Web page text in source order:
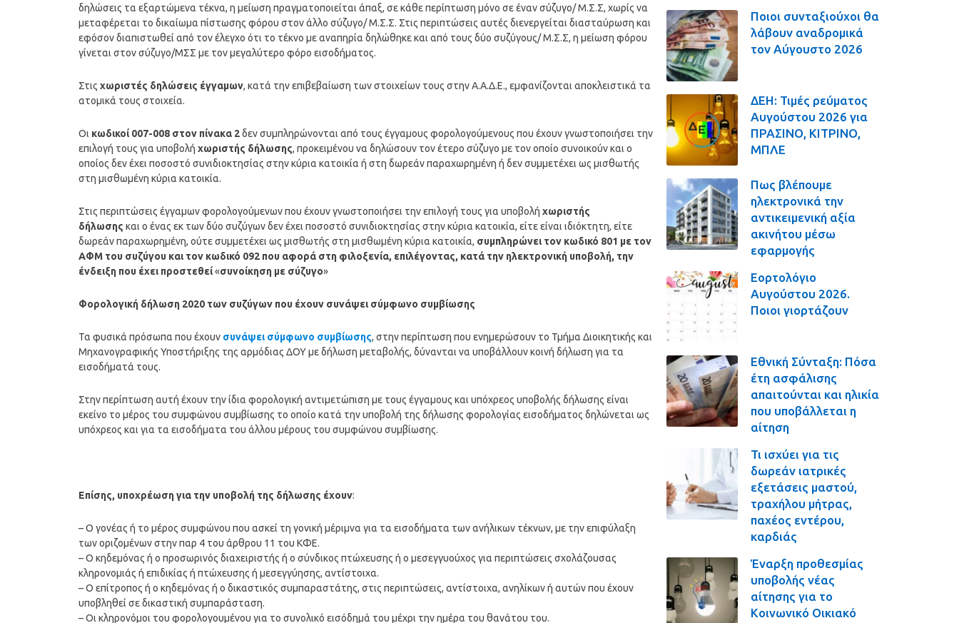
δηλώσεις τα εξαρτώμενα τέκνα, η μείωση πραγματοποιείται άπαξ, σε κάθε περίπτωση μόνο σε έναν σύζυγο/ Μ.Σ.Σ, χωρίς να
μεταφέρεται το δικαίωμα πίστωσης φόρου στον άλλο σύζυγο/ Μ.Σ.Σ. Στις περιπτώσεις αυτές διενεργείται διασταύρωση και
εφόσον διαπιστωθεί από τον έλεγχο ότι το τέκνο με αναπηρία δηλώθηκε και από τους δύο συζύγους/ Μ.Σ.Σ, η μείωση φόρου
γίνεται στον σύζυγο/ΜΣΣ με τον μεγαλύτερο φόρο εισοδήματος.
Στις χωριστές δηλώσεις έγγαμων, κατά την επιβεβαίωση των στοιχείων τους στην Α.Α.Δ.Ε., εμφανίζονται αποκλειστικά τα
ατομικά τους στοιχεία.
Οι κωδικοί 007-008 στον πίνακα 2δεν συμπληρώνονται από τους έγγαμους φορολογούμενους που έχουν γνωστοποιήσει την
επιλογή τους για υποβολή χωριστής δήλωσης, προκειμένου να δηλώσουν τον έτερο σύζυγο με τον οποίο συνοικούν και ο
οποίος δεν έχει ποσοστό συνιδιοκτησίας στην κύρια κατοικία ή στη δωρεάν παραχωρημένη ή δεν συμμετέχει ως μισθωτής
στη μισθωμένη κύρια κατοικία.
Στις περιπτώσεις έγγαμων φορολογούμενων που έχουν γνωστοποιήσει την επιλογή τους για υποβολή χωριστής
δήλωσης και ο ένας εκ των δύο συζύγων δεν έχει ποσοστό συνιδιοκτησίας στην κύρια κατοικία, είτε είναι ιδιόκτητη, είτε
δωρεάν παραχωρημένη, ούτε συμμετέχει ως μισθωτής στη μισθωμένη κύρια κατοικία, συμπληρώνει τον κωδικό 801 με τον
ΑΦΜ του συζύγου και τον κωδικό 092 που αφορά στη φιλοξενία, επιλέγοντας, κατά την ηλεκτρονική υποβολή, την
ένδειξη που έχει προστεθεί«συνοίκηση με σύζυγο»
Φορολογική δήλωση 2020 των συζύγων που έχουν συνάψει σύμφωνο συμβίωσης
Τα φυσικά πρόσωπα που έχουν συνάψει σύμφωνο συμβίωσης, στην περίπτωση που ενημερώσουν το Τμήμα Διοικητικής και
Μηχανογραφικής Υποστήριξης της αρμόδιας ΔΟΥ με δήλωση μεταβολής, δύνανται να υποβάλλουν κοινή δήλωση για τα
εισοδήματά τους.
Στην περίπτωση αυτή έχουν την ίδια φορολογική αντιμετώπιση με τους έγγαμους και υπόχρεος υποβολής δήλωσης είναι
εκείνο το μέρος του συμφώνου συμβίωσης το οποίο κατά την υποβολή της δήλωσης φορολογίας εισοδήματος δηλώνεται ως
υπόχρεος και για τα εισοδήματα του άλλου μέρους του συμφώνου συμβίωσης.
Επίσης, υποχρέωση για την υποβολή της δήλωσης έχουν:
– Ο γονέας ή το μέρος συμφώνου που ασκεί τη γονική μέριμνα για τα εισοδήματα των ανήλικων τέκνων, με την επιφύλαξη
των οριζομένων στην παρ 4 του άρθρου 11 του ΚΦΕ.
– Ο κηδεμόνας ή ο προσωρινός διαχειριστής ή ο σύνδικος πτώχευσης ή ο μεσεγγυούχος για περιπτώσεις σχολάζουσας
κληρονομιάς ή επιδικίας ή πτώχευσης ή μεσεγγύησης, αντίστοιχα.
– Ο επίτροπος ή ο κηδεμόνας ή ο δικαστικός συμπαραστάτης, στις περιπτώσεις, αντίστοιχα, ανηλίκων ή αυτών που έχουν
υποβληθεί σε δικαστική συμπαράσταση.
– Οι κληρονόμοι του φορολογουμένου για το συνολικό εισόδημά του μέχρι την ημέρα του θανάτου του.
Ποιοι συνταξιούχοι θα
λάβουν αναδρομικά
τον Αύγουστο 2026
ΔΕΗ: Τιμές ρεύματος
Αυγούστου 2026 για
ΠΡΑΣΙΝΟ, ΚΙΤΡΙΝΟ,
ΜΠΛΕ
Πως βλέπουμε
ηλεκτρονικά την
αντικειμενική αξία
ακινήτου μέσω
εφαρμογής
Εορτολόγιο
Αυγούστου 2026.
Ποιοι γιορτάζουν
Εθνική Σύνταξη: Πόσα
έτη ασφάλισης
απαιτούνται και ηλικία
που υποβάλλεται η
αίτηση
Τι ισχύει για τις
δωρεάν ιατρικές
εξετάσεις μαστού,
τραχήλου μήτρας,
παχέος εντέρου,
καρδιάς
Έναρξη προθεσμίας
υποβολής νέας
αίτησης για το
Κοινωνικό Οικιακό